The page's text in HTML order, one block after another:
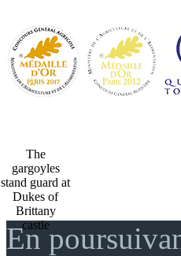
The
gargoyles
stand guard at
Dukes of
Brittany
castle
En